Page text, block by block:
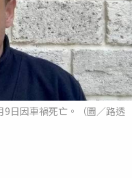
日因車禍死亡。（圖／路透